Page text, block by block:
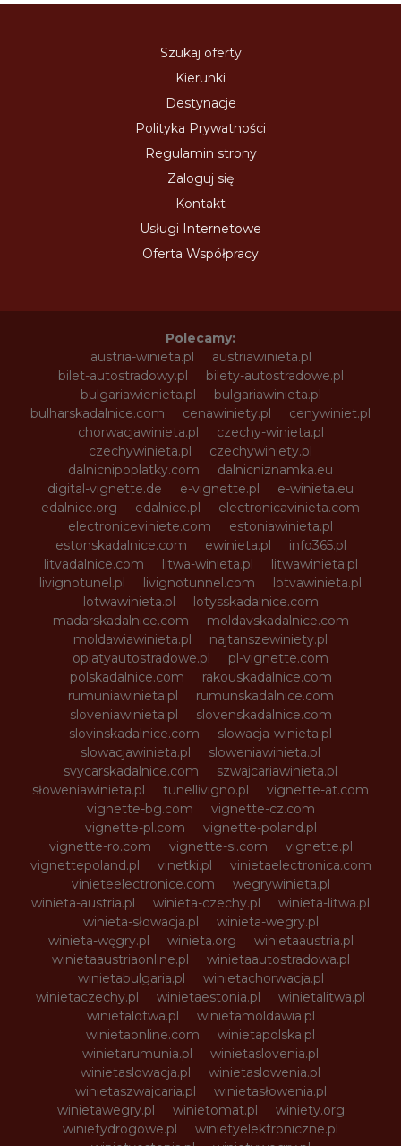
Szukaj oferty
Kierunki
Destynacje
Polityka Prywatności
Regulamin strony
Zaloguj się
Kontakt
Usługi Internetowe
Oferta Współpracy
Polecamy:
austria-winieta.pl
austriawinieta.pl
bilet-autostradowy.pl
bilety-autostradowe.pl
bulgariawienieta.pl
bulgariawinieta.pl
bulharskadalnice.com
cenawiniety.pl
cenywiniet.pl
chorwacjawinieta.pl
czechy-winieta.pl
czechywinieta.pl
czechywiniety.pl
dalnicnipoplatky.com
dalnicniznamka.eu
digital-vignette.de
e-vignette.pl
e-winieta.eu
edalnice.org
edalnice.pl
electronicavinieta.com
electroniceviniete.com
estoniawinieta.pl
estonskadalnice.com
ewinieta.pl
info365.pl
litvadalnice.com
litwa-winieta.pl
litwawinieta.pl
livignotunel.pl
livignotunnel.com
lotvawinieta.pl
lotwawinieta.pl
lotysskadalnice.com
madarskadalnice.com
moldavskadalnice.com
moldawiawinieta.pl
najtanszewiniety.pl
oplatyautostradowe.pl
pl-vignette.com
polskadalnice.com
rakouskadalnice.com
rumuniawinieta.pl
rumunskadalnice.com
sloveniawinieta.pl
slovenskadalnice.com
slovinskadalnice.com
slowacja-winieta.pl
slowacjawinieta.pl
sloweniawinieta.pl
svycarskadalnice.com
szwajcariawinieta.pl
słoweniawinieta.pl
tunellivigno.pl
vignette-at.com
vignette-bg.com
vignette-cz.com
vignette-pl.com
vignette-poland.pl
vignette-ro.com
vignette-si.com
vignette.pl
vignettepoland.pl
vinetki.pl
vinietaelectronica.com
vinieteelectronice.com
wegrywinieta.pl
winieta-austria.pl
winieta-czechy.pl
winieta-litwa.pl
winieta-słowacja.pl
winieta-wegry.pl
winieta-węgry.pl
winieta.org
winietaaustria.pl
winietaaustriaonline.pl
winietaautostradowa.pl
winietabulgaria.pl
winietachorwacja.pl
winietaczechy.pl
winietaestonia.pl
winietalitwa.pl
winietalotwa.pl
winietamoldawia.pl
winietaonline.com
winietapolska.pl
winietarumunia.pl
winietaslovenia.pl
winietaslowacja.pl
winietaslowenia.pl
winietaszwajcaria.pl
winietasłowenia.pl
winietawegry.pl
winietomat.pl
winiety.org
winietydrogowe.pl
winietyelektroniczne.pl